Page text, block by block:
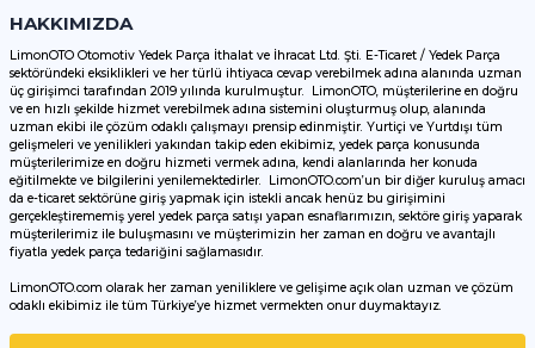
Görüş ve önerileriniz için teşekkür ederiz.
Ürün resmi kalitesiz, bozuk veya görüntülenemiyor.
Ürün açıklamasında eksik bilgiler bulunuyor.
Ürün bilgilerinde hatalar bulunuyor.
Ürün fiyatı diğer sitelerden daha pahalı.
Bu ürüne benzer farklı alternatifler olmalı.
HAKKIMIZDA
LimonOTO Otomotiv Yedek Parça İthalat ve İhracat Ltd. Şti. E-Ticaret / Yedek Parça
sektöründeki eksiklikleri ve her türlü ihtiyaca cevap verebilmek adına alanında uzman
üç girişimci tarafından 2019 yılında kurulmuştur. LimonOTO, müşterilerine en doğru
ve en hızlı şekilde hizmet verebilmek adına sistemini oluşturmuş olup, alanında
uzman ekibi ile çözüm odaklı çalışmayı prensip edinmiştir. Yurtiçi ve Yurtdışı tüm
gelişmeleri ve yenilikleri yakından takip eden ekibimiz, yedek parça konusunda
müşterilerimize en doğru hizmeti vermek adına, kendi alanlarında her konuda
eğitilmekte ve bilgilerini yenilemektedirler. LimonOTO.com’un bir diğer kuruluş amacı
da e-ticaret sektörüne giriş yapmak için istekli ancak henüz bu girişimini
gerçekleştirememiş yerel yedek parça satışı yapan esnaflarımızın, sektöre giriş yaparak
müşterilerimiz ile buluşmasını ve müşterimizin her zaman en doğru ve avantajlı
fiyatla yedek parça tedariğini sağlamasıdır.
LimonOTO.com olarak her zaman yeniliklere ve gelişime açık olan uzman ve çözüm
odaklı ekibimiz ile tüm Türkiye’ye hizmet vermekten onur duymaktayız.